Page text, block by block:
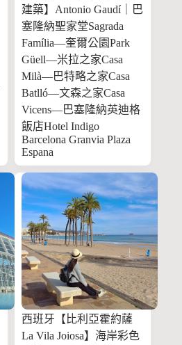
建築】Antonio Gaudí｜巴
塞隆納聖家堂Sagrada
Família—奎爾公園Park
Güell—米拉之家Casa
Milà—巴特略之家Casa
Batlló—文森之家Casa
Vicens—巴塞隆納英迪格
飯店Hotel Indigo
Barcelona Granvia Plaza
Espana
西班牙【比利亞霍約薩
La Vila Joiosa】海岸彩色